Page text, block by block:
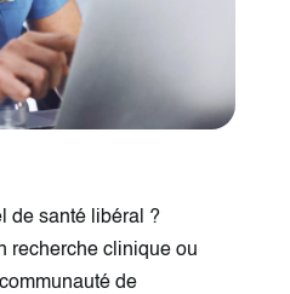
de santé libéral ?
recherche clinique ou
de